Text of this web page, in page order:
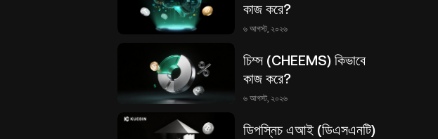
কাজ করে?
৬ আগস্ট, ২০২৬
চিম্স (CHEEMS) কিভাবে
কাজ করে?
৬ আগস্ট, ২০২৬
ডিপস্নিচ এআই (ডিএসএনটি)